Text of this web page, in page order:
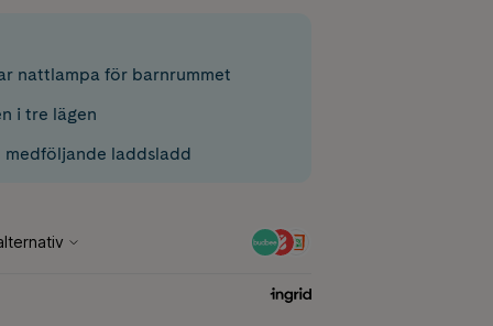
nattlampa för barnrummet
i tre lägen
medföljande laddsladd